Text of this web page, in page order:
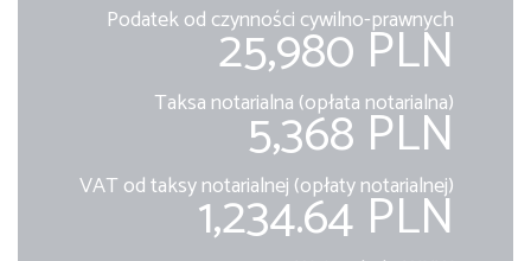
Podatek od czynności cywilno-prawnych
25,980 PLN
Taksa notarialna (opłata notarialna)
5,368 PLN
VAT od taksy notarialnej (opłaty notarialnej)
1,234.64 PLN